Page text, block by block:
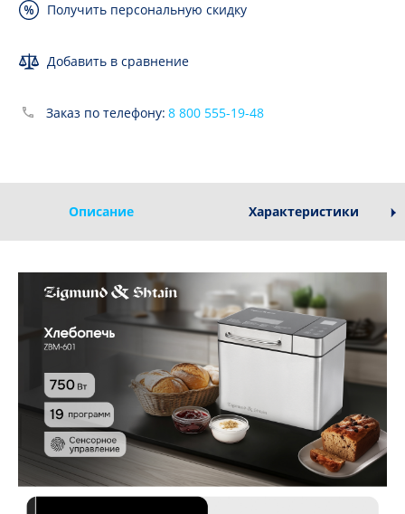
Получить персональную скидку
Добавить в сравнение
Заказ по телефону: 8 800 555-19-48
Описание Характеристики